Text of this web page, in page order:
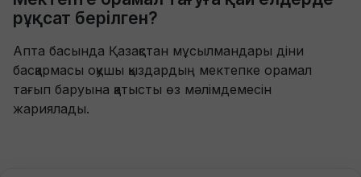
рұқсат берілген?
Апта басында Қазақстан мұсылмандары діни
басқармасы оқушы қыздардың мектепке орамал
тағып баруына қатысты өз мәлімдемесін
жариялады.